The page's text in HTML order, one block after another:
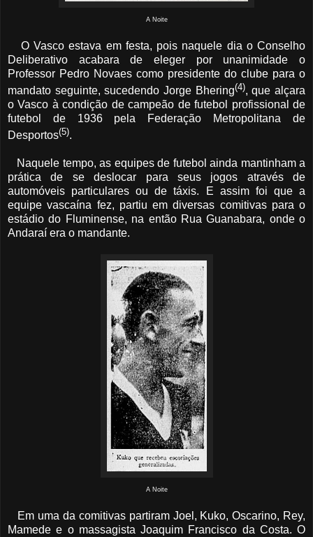
A Noite
O Vasco estava em festa, pois naquele dia o Conselho
Deliberativo acabara de eleger por unanimidade o
Professor Pedro Novaes como presidente do clube para o
mandato seguinte, sucedendo Jorge Bhering(4), que alçara
o Vasco à condição de campeão de futebol profissional de
futebol de 1936 pela Federação Metropolitana de
Desportos(5).
Naquele tempo, as equipes de futebol ainda mantinham a
prática de se deslocar para seus jogos através de
automóveis particulares ou de táxis. E assim foi que a
equipe vascaína fez, partiu em diversas comitivas para o
estádio do Fluminense, na então Rua Guanabara, onde o
Andaraí era o mandante.
A Noite
Em uma da comitivas partiram Joel, Kuko, Oscarino, Rey,
Mamede e o massagista Joaquim Francisco da Costa. O